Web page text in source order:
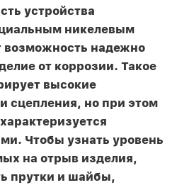
устройства
никелевым
возможность надежно
от коррозии. Такое
высокие
сцепления, но при этом
Чтобы узнать уровень
на отрыв изделия,
прутки и шайбы,